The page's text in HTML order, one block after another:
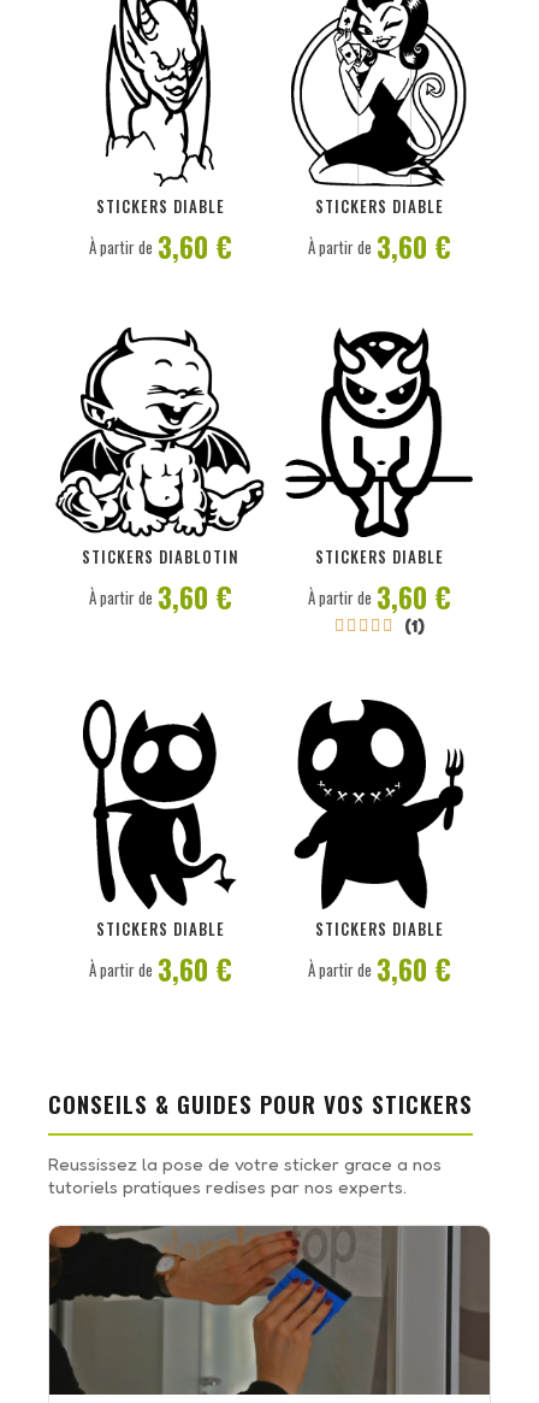
STICKERS DIABLE
PERSONNALISER
À partir de 3,60 €
STICKERS DIABLE
PERSONNALISER
À partir de 3,60 €
STICKERS DIABLOTIN
PERSONNALISER
À partir de 3,60 €
STICKERS DIABLE
     (1)
PERSONNALISER
À partir de 3,60 €
STICKERS DIABLE
PERSONNALISER
À partir de 3,60 €
STICKERS DIABLE
PERSONNALISER
À partir de 3,60 €
CONSEILS & GUIDES POUR VOS STICKERS
Reussissez la pose de votre sticker grace a nos
tutoriels pratiques redises par nos experts.